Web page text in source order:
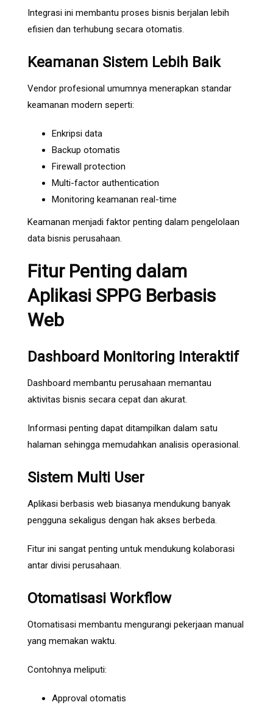
Integrasi ini membantu proses bisnis berjalan lebih
efisien dan terhubung secara otomatis.
Keamanan Sistem Lebih Baik
Vendor profesional umumnya menerapkan standar
keamanan modern seperti:
Enkripsi data
Backup otomatis
Firewall protection
Multi-factor authentication
Monitoring keamanan real-time
Keamanan menjadi faktor penting dalam pengelolaan
data bisnis perusahaan.
Fitur Penting dalam
Aplikasi SPPG Berbasis
Web
Dashboard Monitoring Interaktif
Dashboard membantu perusahaan memantau
aktivitas bisnis secara cepat dan akurat.
Informasi penting dapat ditampilkan dalam satu
halaman sehingga memudahkan analisis operasional.
Sistem Multi User
Aplikasi berbasis web biasanya mendukung banyak
pengguna sekaligus dengan hak akses berbeda.
Fitur ini sangat penting untuk mendukung kolaborasi
antar divisi perusahaan.
Otomatisasi Workflow
Otomatisasi membantu mengurangi pekerjaan manual
yang memakan waktu.
Contohnya meliputi:
Approval otomatis